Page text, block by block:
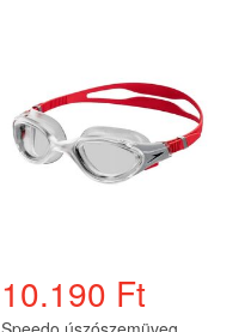
10.190 Ft